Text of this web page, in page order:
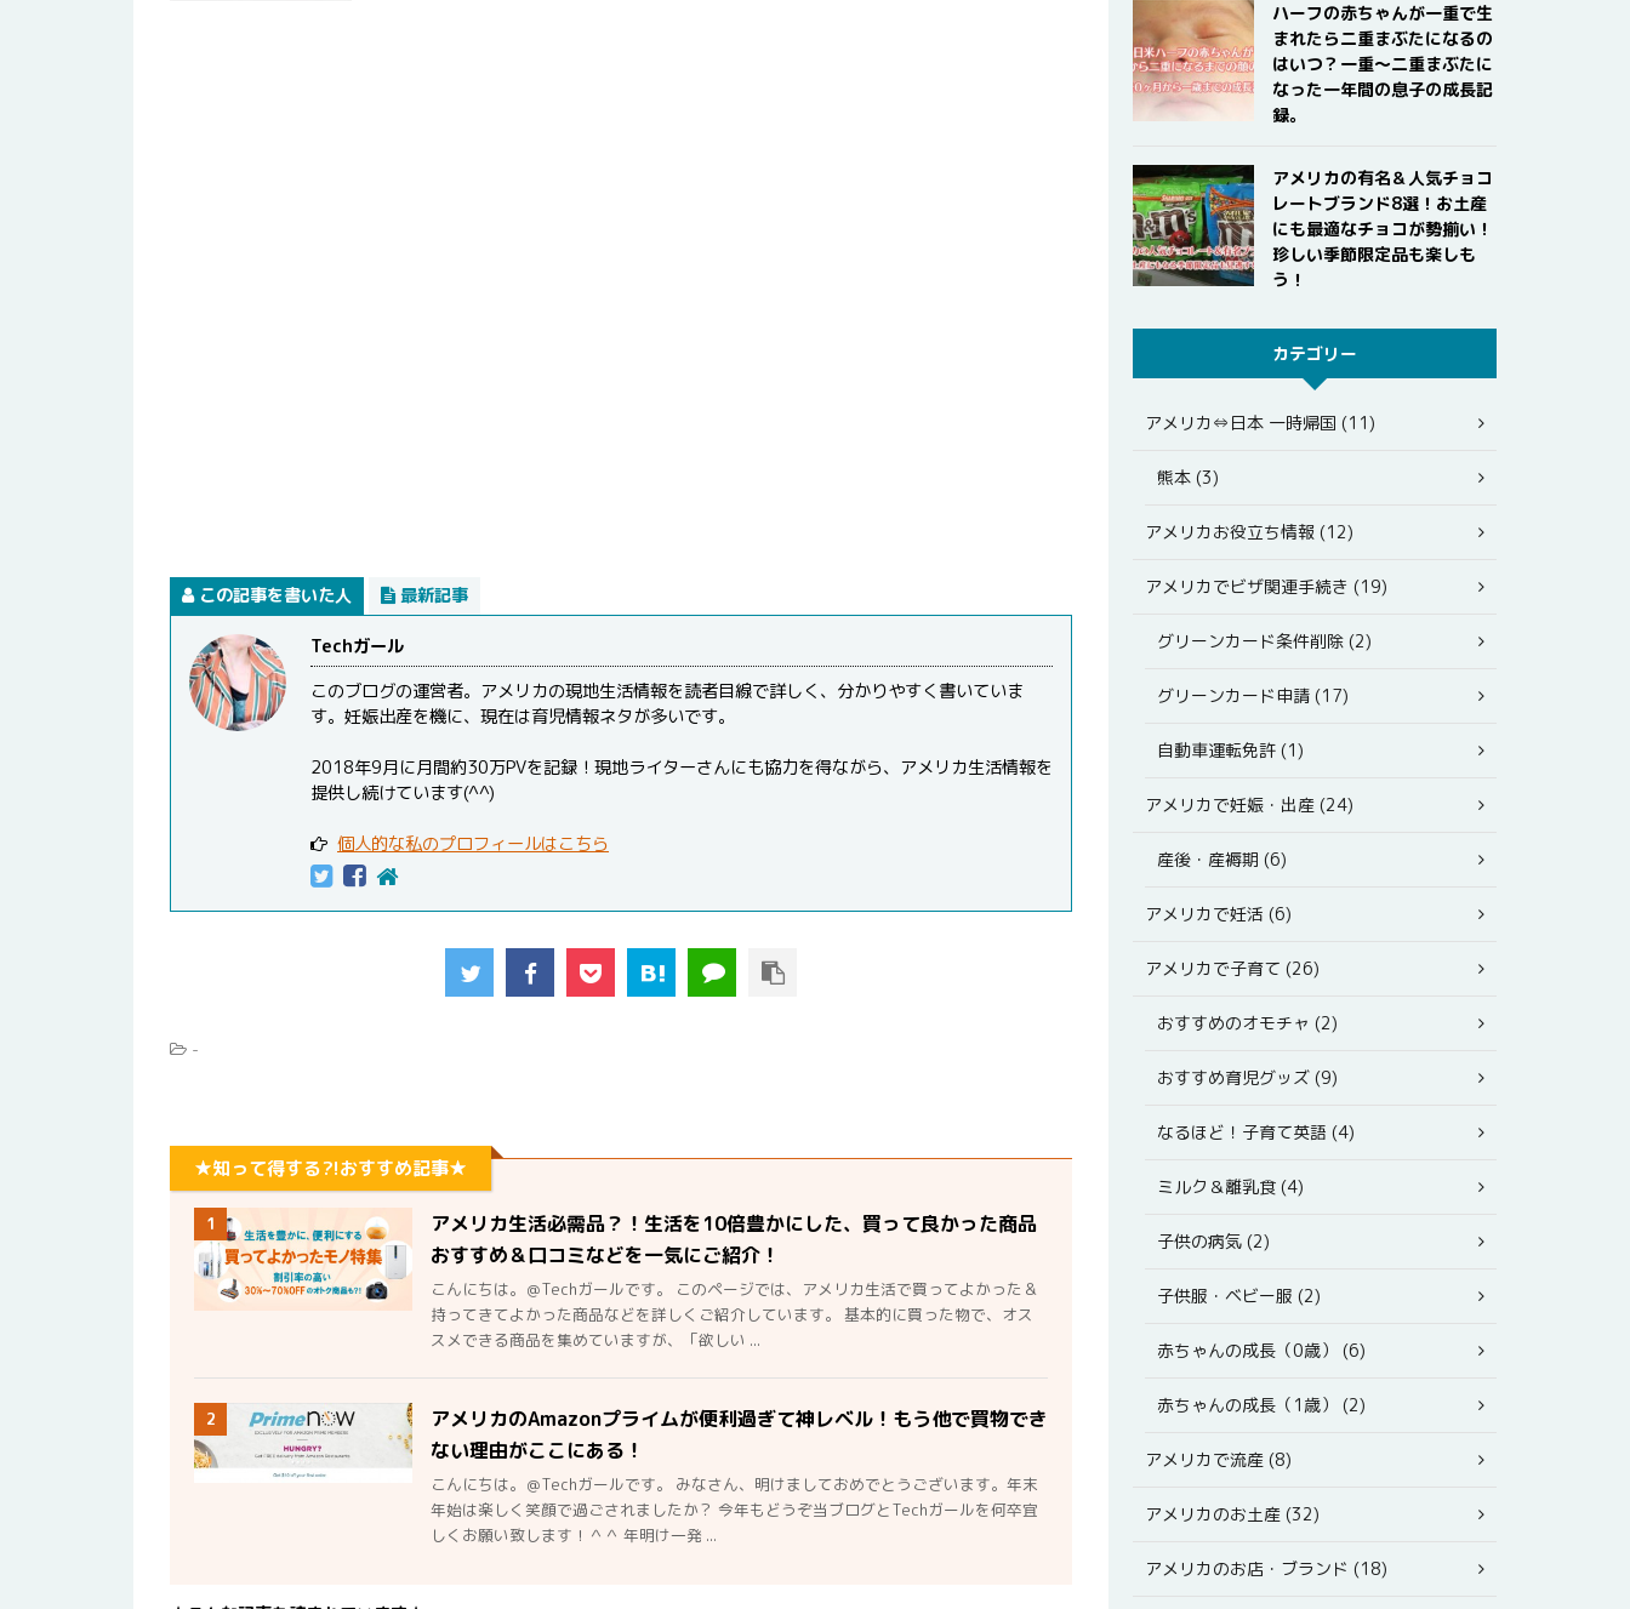
この記事を書いた人 最新記事
Techガール
このブログの運営者。アメリカの現地生活情報を読者目線で詳しく、分かりやすく書いていま
す。妊娠出産を機に、現在は育児情報ネタが多いです。
2018年9月に月間約30万PVを記録！現地ライターさんにも協力を得ながら、アメリカ生活情報を
提供し続けています(^^)
個人的な私のプロフィールはこちら
-
★知って得する?!おすすめ記事★
1
アメリカ生活必需品？！生活を10倍豊かにした、買って良かった商品
おすすめ＆口コミなどを一気にご紹介！
こんにちは。＠Techガールです。 このページでは、アメリカ生活で買ってよかった＆
持ってきてよかった商品などを詳しくご紹介しています。 基本的に買った物で、オス
スメできる商品を集めていますが、「欲しい ...
2
アメリカのAmazonプライムが便利過ぎて神レベル！もう他で買物でき
ない理由がここにある！
こんにちは。＠Techガールです。 みなさん、明けましておめでとうございます。年末
年始は楽しく笑顔で過ごされましたか？ 今年もどうぞ当ブログとTechガールを何卒宜
しくお願い致します！＾＾ 年明け一発 ...
ハーフの赤ちゃんが一重で生
まれたら二重まぶたになるの
はいつ？一重〜二重まぶたに
なった一年間の息子の成長記
録。
アメリカの有名＆人気チョコ
レートブランド8選！お土産
にも最適なチョコが勢揃い！
珍しい季節限定品も楽しも
う！
カテゴリー
アメリカ⇔日本 一時帰国 (11)
熊本 (3)
アメリカお役立ち情報 (12)
アメリカでビザ関連手続き (19)
グリーンカード条件削除 (2)
グリーンカード申請 (17)
自動車運転免許 (1)
アメリカで妊娠・出産 (24)
産後・産褥期 (6)
アメリカで妊活 (6)
アメリカで子育て (26)
おすすめのオモチャ (2)
おすすめ育児グッズ (9)
なるほど！子育て英語 (4)
ミルク＆離乳食 (4)
子供の病気 (2)
子供服・ベビー服 (2)
赤ちゃんの成長（0歳） (6)
赤ちゃんの成長（1歳） (2)
アメリカで流産 (8)
アメリカのお土産 (32)
アメリカのお店・ブランド (18)